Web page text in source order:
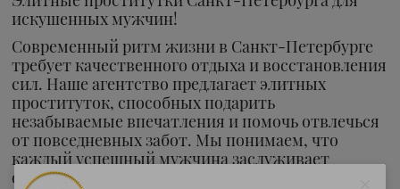
искушенных мужчин!
Современный ритм жизни в Санкт-Петербурге
требует качественного отдыха и восстановления
сил. Наше агентство предлагает элитных
проституток, способных подарить
незабываемые впечатления и помочь отвлечься
от повседневных забот. Мы понимаем, что
каждый успешный мужчина заслуживает
особого подхода и безупречного сервиса.